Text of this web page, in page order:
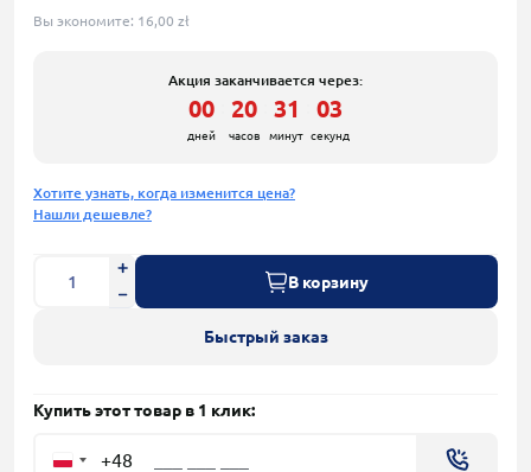
Вы экономите: 16,00 zł
Акция заканчивается через:
00
дней
20
часов
31
минут
02
секунд
Хотите узнать, когда изменится цена?
Нашли дешевле?
В корзину
Быстрый заказ
Купить этот товар в 1 клик:
+48